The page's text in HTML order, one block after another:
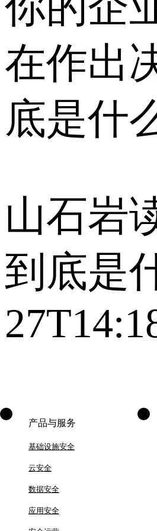
在作出
底是什
山石岩
到底是
产品与服务
基础设施安全
云安全
数据安全
应用安全